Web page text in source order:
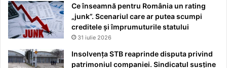
Ce înseamnă pentru România un rating
„junk”. Scenariul care ar putea scumpi
creditele și împrumuturile statului
31 iulie 2026
Insolvența STB reaprinde disputa privind
patrimoniul companiei. Sindicatul susține